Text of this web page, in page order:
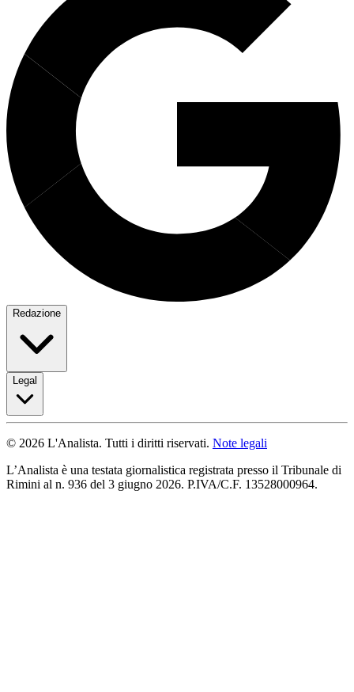
Redazione
Legal
© 2026 L'Analista. Tutti i diritti riservati. Note legali
L’Analista è una testata giornalistica registrata presso il Tribunale di
Rimini al n. 936 del 3 giugno 2026. P.IVA/C.F. 13528000964.